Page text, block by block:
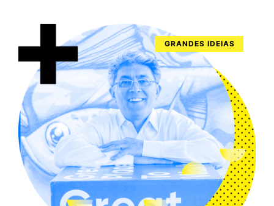
GRANDES IDEIAS